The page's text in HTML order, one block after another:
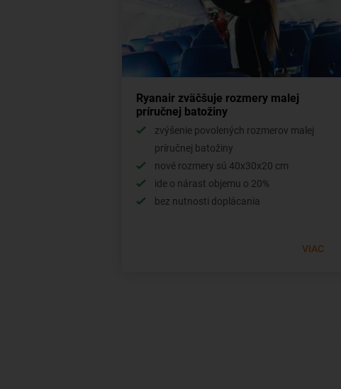
Ryanair zväčšuje rozmery malej
príručnej batožiny
zvýšenie povolených rozmerov malej
príručnej batožiny
nové rozmery sú 40x30x20 cm
ide o nárast objemu o 20%
bez nutnosti doplácania
VIAC